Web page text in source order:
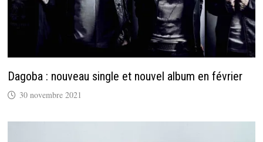
Dagoba : nouveau single et nouvel album en février
30 novembre 2021